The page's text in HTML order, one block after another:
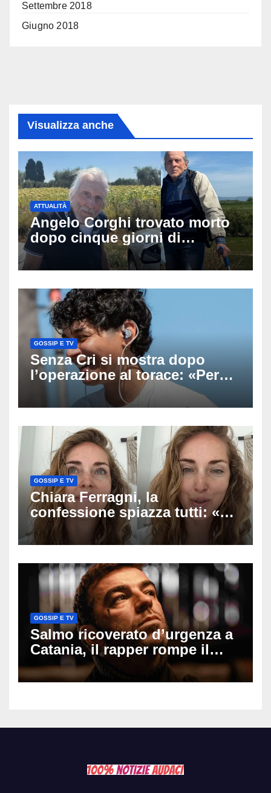
Settembre 2018
Giugno 2018
Visualizza anche
ATTUALITÀ
Angelo Corghi trovato morto
dopo cinque giorni di
ricerche: il giallo dell’80enne
scomparso dopo essere
GOSSIP E TV
Senza Cri si mostra dopo
l’operazione al torace: «Per
anni mi sentivo in trappola», il
racconto sul difficile percorso
GOSSIP E TV
Chiara Ferragni, la
confessione spiazza tutti: «Un
mio ex voleva che mi rifacessi
il seno». Poi svela i ritocchi di
GOSSIP E TV
Salmo ricoverato d’urgenza a
Catania, il rapper rompe il
silenzio dopo la notte in
ospedale: come sta e cosa